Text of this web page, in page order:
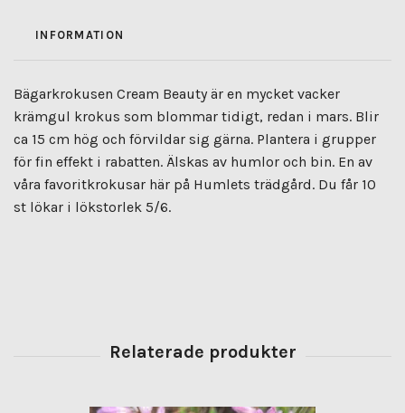
INFORMATION
Bägarkrokusen Cream Beauty är en mycket vacker
krämgul krokus som blommar tidigt, redan i mars. Blir
ca 15 cm hög och förvildar sig gärna. Plantera i grupper
för fin effekt i rabatten. Älskas av humlor och bin. En av
våra favoritkrokusar här på Humlets trädgård. Du får 10
st lökar i lökstorlek 5/6.